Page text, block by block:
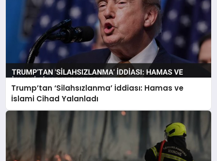
Trump’tan ‘Silahsızlanma’ İddiası: Hamas ve
İslami Cihad Yalanladı